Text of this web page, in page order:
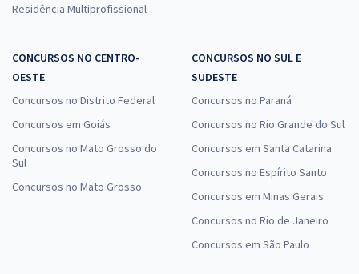
Residência Multiprofissional
CONCURSOS NO CENTRO-
OESTE
Concursos no Distrito Federal
Concursos em Goiás
Concursos no Mato Grosso do
Sul
Concursos no Mato Grosso
CONCURSOS NO SUL E
SUDESTE
Concursos no Paraná
Concursos no Rio Grande do Sul
Concursos em Santa Catarina
Concursos no Espírito Santo
Concursos em Minas Gerais
Concursos no Rio de Janeiro
Concursos em São Paulo